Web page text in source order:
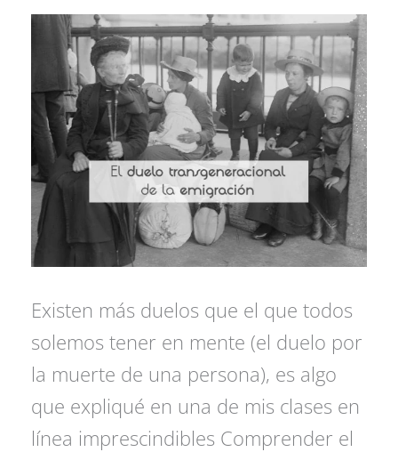
Existen más duelos que el que todos
solemos tener en mente (el duelo por
la muerte de una persona), es algo
que expliqué en una de mis clases en
línea imprescindibles Comprender el